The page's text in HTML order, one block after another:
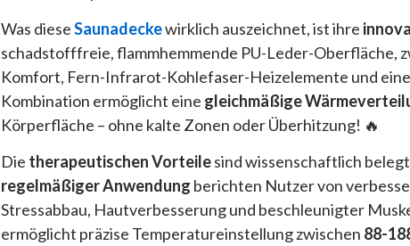
Was dieseSaunadeckewirklich auszeichnet, ist ihre
schadstofffreie, flammhemmende PU-Leder-Oberfläche,
Komfort, Fern-Infrarot-Kohlefaser-Heizelemente und
Kombination ermöglicht eine gleichmäßige
Körperfläche – ohne kalte Zonen oder Überhitzung! 🔥
Die therapeutischen Vorteilesind wissenschaftlich
regelmäßiger Anwendung berichten Nutzer von
Stressabbau, Hautverbesserung und beschleunigter
ermöglicht präzise Temperatureinstellung zwischen 88-